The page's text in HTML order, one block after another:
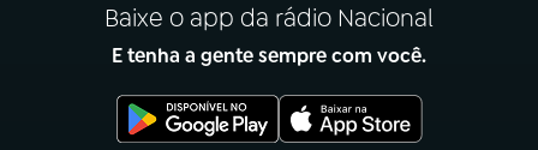
Baixe o app da rádio Nacional
E tenha a gente sempre com você.